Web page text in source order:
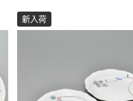
新入荷